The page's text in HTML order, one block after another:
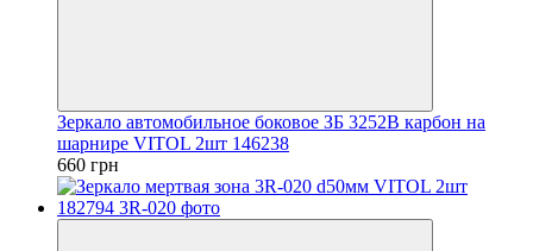
Зеркало автомобильное боковое ЗБ 3252B карбон на
шарнире VITOL 2шт 146238
660 грн